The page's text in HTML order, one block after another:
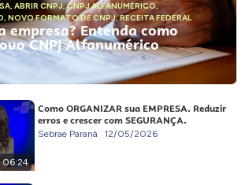
, ABRIR CNPJ,CNPJ ALFANUMÉRICO,
, NOVO FORMATO DE CNPJ,RECEITA FEDERAL
empresa? Entenda como
CNPJ Alfanumérico
06:24
Como ORGANIZAR sua EMPRESA. Reduzir
erros e crescer com SEGURANÇA.
Sebrae Paraná 12/05/2026